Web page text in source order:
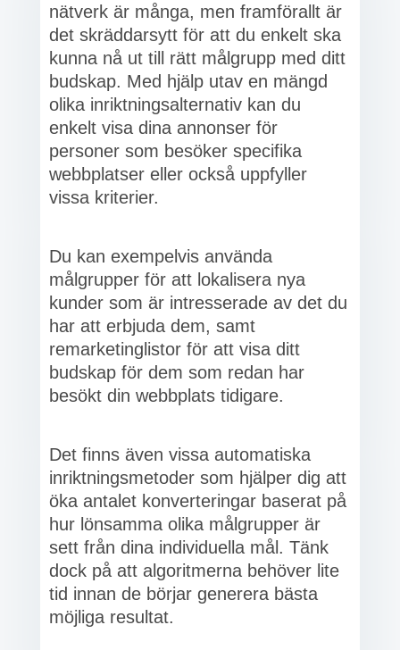
nätverk är många, men framförallt är
det skräddarsytt för att du enkelt ska
kunna nå ut till rätt målgrupp med ditt
budskap. Med hjälp utav en mängd
olika inriktningsalternativ kan du
enkelt visa dina annonser för
personer som besöker specifika
webbplatser eller också uppfyller
vissa kriterier.
Du kan exempelvis använda
målgrupper för att lokalisera nya
kunder som är intresserade av det du
har att erbjuda dem, samt
remarketinglistor för att visa ditt
budskap för dem som redan har
besökt din webbplats tidigare.
Det finns även vissa automatiska
inriktningsmetoder som hjälper dig att
öka antalet konverteringar baserat på
hur lönsamma olika målgrupper är
sett från dina individuella mål. Tänk
dock på att algoritmerna behöver lite
tid innan de börjar generera bästa
möjliga resultat.